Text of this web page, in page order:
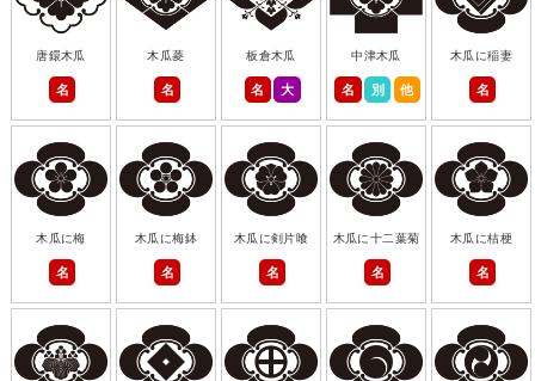
唐鐶木瓜
名
木瓜菱
名
板倉木瓜
名 大
中津木瓜
名 別 他
木瓜に稲妻
名
木瓜に梅
名
木瓜に梅鉢
名
木瓜に剣片喰
名
木瓜に十二葉菊
名
木瓜に桔梗
名